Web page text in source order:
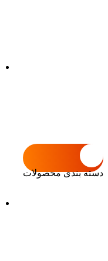
دسته بندی محصولات